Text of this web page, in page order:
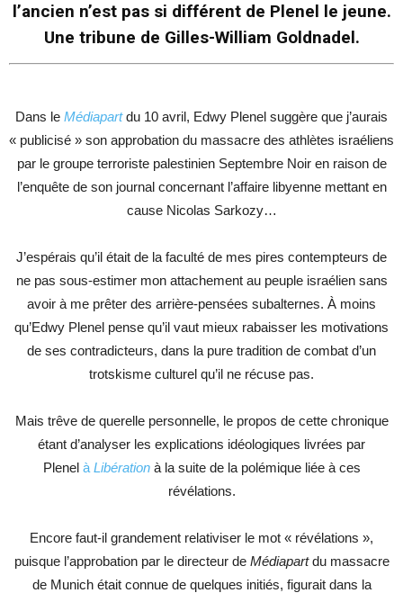
l’ancien n’est pas si différent de Plenel le jeune.
Une tribune de Gilles-William Goldnadel.
Dans le Médiapartdu 10 avril, Edwy Plenel suggère que j’aurais
« publicisé » son approbation du massacre des athlètes israéliens
par le groupe terroriste palestinien Septembre Noir en raison de
l’enquête de son journal concernant l’affaire libyenne mettant en
cause Nicolas Sarkozy…
J’espérais qu’il était de la faculté de mes pires contempteurs de
ne pas sous-estimer mon attachement au peuple israélien sans
avoir à me prêter des arrière-pensées subalternes. À moins
qu’Edwy Plenel pense qu’il vaut mieux rabaisser les motivations
de ses contradicteurs, dans la pure tradition de combat d’un
trotskisme culturel qu’il ne récuse pas.
Mais trêve de querelle personnelle, le propos de cette chronique
étant d’analyser les explications idéologiques livrées par
Plenel à Libérationà la suite de la polémique liée à ces
révélations.
Encore faut-il grandement relativiser le mot « révélations »,
puisque l’approbation par le directeur de Médiapartdu massacre
de Munich était connue de quelques initiés, figurait dans la